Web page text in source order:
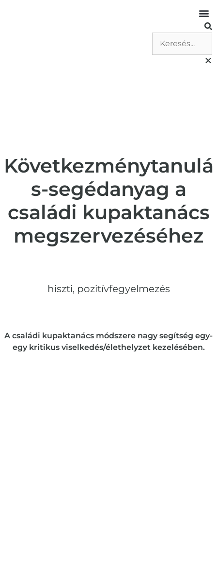
Következménytanulá
s-segédanyag a
családi kupaktanács
megszervezéséhez
hiszti, pozitívfegyelmezés
A családi kupaktanács módszere nagy segítség egy-
egy kritikus viselkedés/élethelyzet kezelésében.